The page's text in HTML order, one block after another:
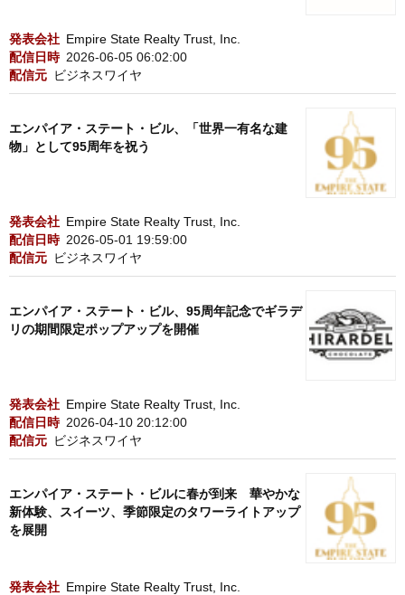
発表会社 Empire State Realty Trust, Inc.
配信日時 2026-06-05 06:02:00
配信元 ビジネスワイヤ
エンパイア・ステート・ビル、「世界一有名な建
物」として95周年を祝う
発表会社 Empire State Realty Trust, Inc.
配信日時 2026-05-01 19:59:00
配信元 ビジネスワイヤ
エンパイア・ステート・ビル、95周年記念でギラデ
リの期間限定ポップアップを開催
発表会社 Empire State Realty Trust, Inc.
配信日時 2026-04-10 20:12:00
配信元 ビジネスワイヤ
エンパイア・ステート・ビルに春が到来 華やかな
新体験、スイーツ、季節限定のタワーライトアップ
を展開
発表会社 Empire State Realty Trust, Inc.